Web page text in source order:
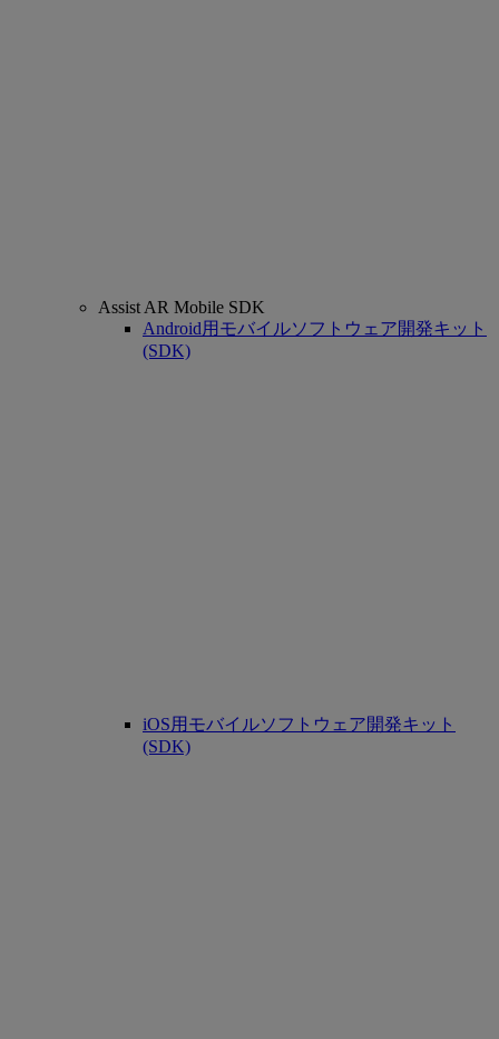
Assist AR Mobile SDK
Android用モバイルソフトウェア開発キット
(SDK)
iOS用モバイルソフトウェア開発キット
(SDK)